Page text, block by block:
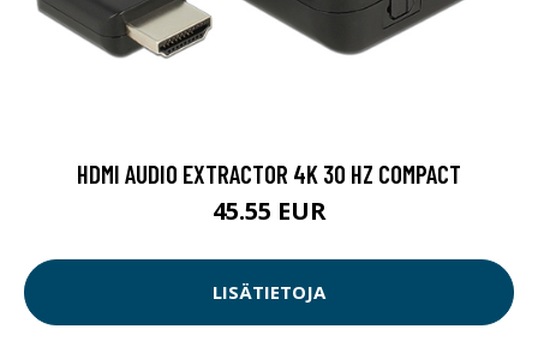
HDMI AUDIO EXTRACTOR 4K 30 HZ COMPACT
45.55 EUR
LISÄTIETOJA